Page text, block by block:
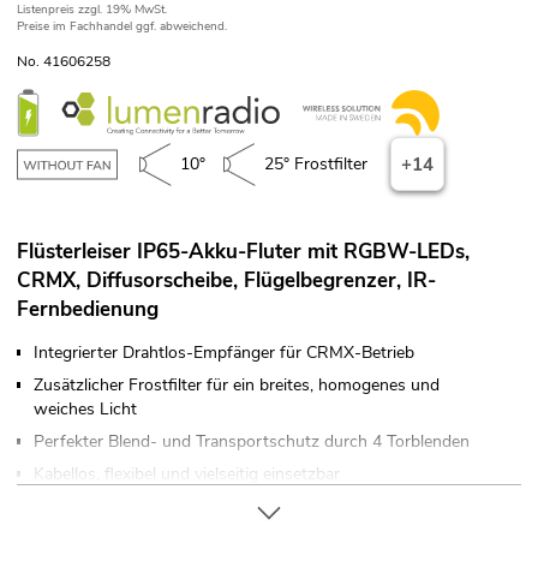
Listenpreis zzgl. 19% MwSt.
Preise im Fachhandel ggf. abweichend.
No. 41606258
10° 25° Frostfilter +14
Flüsterleiser IP65-Akku-Fluter mit RGBW-LEDs,
CRMX, Diffusorscheibe, Flügelbegrenzer, IR-
Fernbedienung
Integrierter Drahtlos-Empfänger für CRMX-Betrieb
Zusätzlicher Frostfilter für ein breites, homogenes und
weiches Licht
Perfekter Blend- und Transportschutz durch 4 Torblenden
Kabellos, flexibel und vielseitig einsetzbar
Betriebsdauer bis zu 9h je nach verwendetem Programm